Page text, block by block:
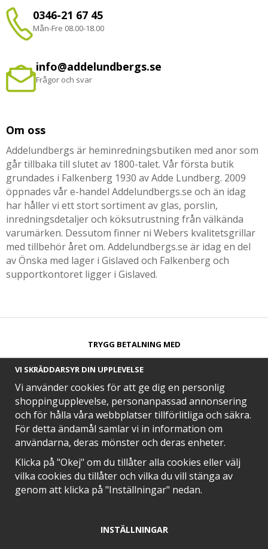
0346-21 67 45
Mån-Fre 08.00-18.00
info@addelundbergs.se
Frågor och svar
Om oss
Addelundbergs är heminredningsbutiken med anor som
går tillbaka till slutet av 1800-talet. Vår första butik
grundades i Falkenberg 1930 av Adde Lundberg. 2009
öppnades vår e-handel Addelundbergs.se och än idag
har håller vi ett stort sortiment av glas, porslin,
inredningsdetaljer och köksutrustning från välkända
varumärken. Dessutom finner ni Webers kvalitetsgrillar
med tillbehör året om. Addelundbergs.se är idag en del
av Önska med lager i Gislaved och Falkenberg och
supportkontoret ligger i Gislaved.
TRYGG BETALNING MED​
SNABB LEVERANS MED
EN DEL AV
VI SKRÄDDARSYR DIN UPPLEVELSE
Vi använder cookies för att ge dig en personlig
shoppingupplevelse, personanpassad annonsering
och för hålla våra webbplatser tillförlitliga och säkra.
För detta ändamål samlar vi in information om
användarna, deras mönster och deras enheter.
Klicka på "Okej" om du tillåter alla cookies eller välj
vilka cookies du tillåter och vilka du vill stänga av
genom att klicka på "Inställningar" nedan.
INSTÄLLNINGAR